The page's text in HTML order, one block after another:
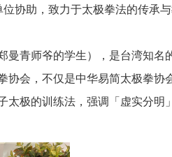
协助，致力于太极拳法的传承与
曼青师爷的学生），是台湾知
协会，不仅是中华易简太极拳
极的训练法，强调「虚实分明